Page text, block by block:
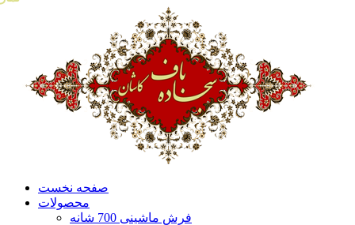
صفحه نخست
محصولات
فرش ماشینی 700 شانه